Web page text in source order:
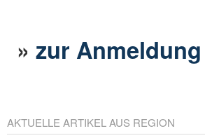
»zur Anmeldung
AKTUELLE ARTIKEL AUS REGION